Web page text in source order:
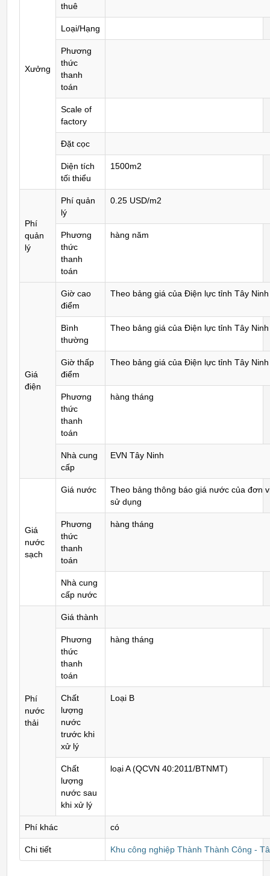
Xưởng
thuê
Loại/Hạng
Phương
thức
thanh
toán
Scale of
factory
Đặt cọc
Diện tích
tối thiểu
1500m2
Phí
quản
lý
Phí quản
lý
0.25 USD/m2
Phương
thức
thanh
toán
hàng năm
Giá
điện
Giờ cao
điểm
Theo bảng giá của Điện lực tỉnh Tây
Bình
thường
Theo bảng giá của Điện lực tỉnh Tây
Giờ thấp
điểm
Theo bảng giá của Điện lực tỉnh Tây
Phương
thức
thanh
toán
hàng tháng
Nhà cung
cấp
EVN Tây Ninh
Giá
nước
sạch
Giá nước
Theo bảng thông báo giá nước của đơn
sử dụng
Phương
thức
thanh
toán
hàng tháng
Nhà cung
cấp nước
Phí
nước
thải
Giá thành
Phương
thức
thanh
toán
hàng tháng
Chất
lượng
nước
trước khi
xử lý
Loại B
Chất
lượng
nước sau
khi xử lý
loại A (QCVN 40:2011/BTNMT)
Phí khác có
Chi tiết Khu công nghiệp Thành Thành Công -